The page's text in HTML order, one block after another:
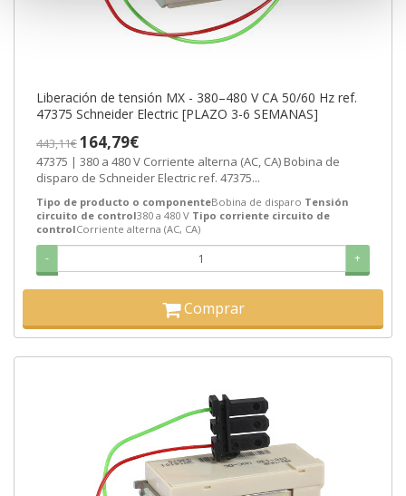
Liberación de tensión MX - 380–480 V CA 50/60 Hz ref.
47375 Schneider Electric [PLAZO 3-6 SEMANAS]
443,11€164,79€
47375 | 380 a 480 V Corriente alterna (AC, CA) Bobina de
disparo de Schneider Electric ref. 47375...
Tipo de producto o componenteBobina de disparo Tensión
circuito de control380 a 480 V Tipo corriente circuito de
controlCorriente alterna (AC, CA)
- +
Comprar